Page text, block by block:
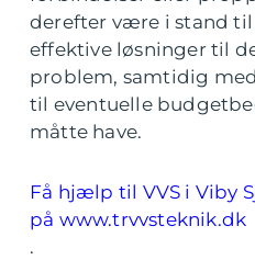
derefter være i stand
effektive løsninger til
problem, samtidig
til eventuelle
måtte have.
Få hjælp til VVS i Viby
på www.trvvsteknik.dk
.